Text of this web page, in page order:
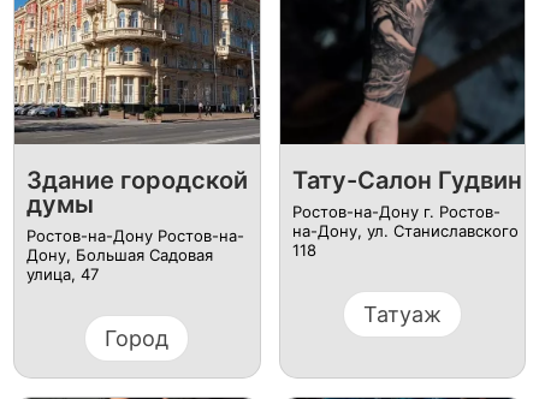
Здание городской
думы
Ростов-на-Дону Ростов-на-
Дону, Большая Садовая
улица, 47
Город
Тату-Салон Гудвин
Ростов-на-Дону г. Ростов-
на-Дону, ул. Станиславского
118
Татуаж